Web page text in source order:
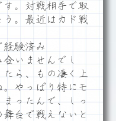
す。対戦相手で取
。最近はカド戦
験済み
いませんでし
ら、もの凄く上
やっぱり特にモ
ったんで、しっ
舞台で戦えないと